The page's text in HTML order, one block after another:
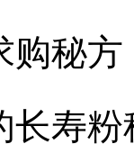
秘方
寿粉